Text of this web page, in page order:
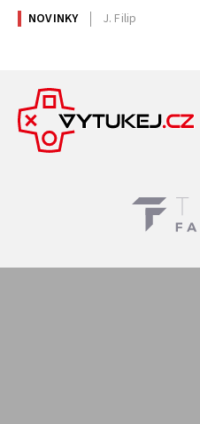
NOVINKY J. Filip